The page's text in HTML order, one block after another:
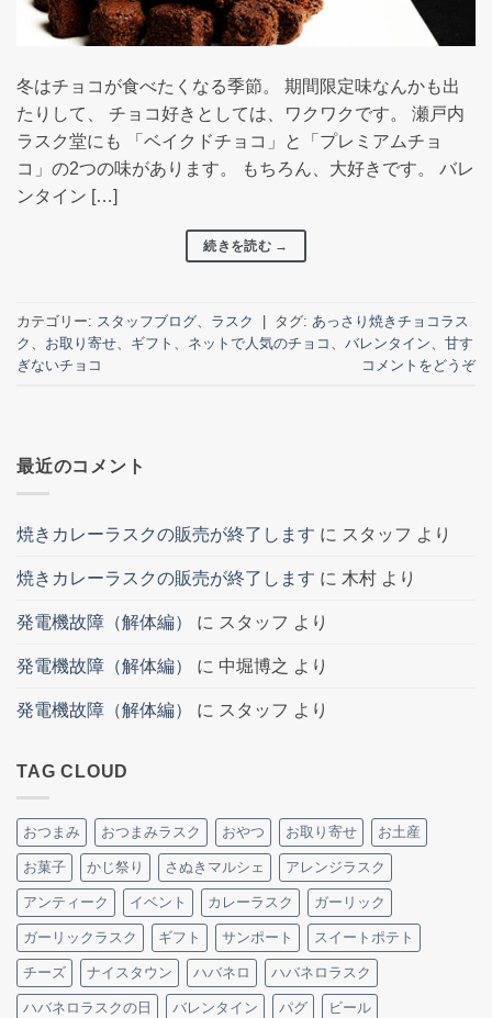
冬はチョコが食べたくなる季節。 期間限定味なんかも出
たりして、 チョコ好きとしては、ワクワクです。 瀬戸内
ラスク堂にも 「ベイクドチョコ」と「プレミアムチョ
コ」の2つの味があります。 もちろん、大好きです。 バレ
ンタイン […]
続きを読む →
カテゴリー: スタッフブログ ラスク | タグ: あっさり焼きチョコラス
ク
お取り寄せ ギフト ネットで人気のチョコ バレンタイン
甘す
ぎないチョコ
コメントをどうぞ
最近のコメント
焼きカレーラスクの販売が終了します に スタッフ より
焼きカレーラスクの販売が終了します に 木村 より
発電機故障（解体編） に スタッフ より
発電機故障（解体編） に 中堀博之 より
発電機故障（解体編） に スタッフ より
TAG CLOUD
おつまみ おつまみラスク おやつ お取り寄せ お土産
お菓子 かじ祭り さぬきマルシェ アレンジラスク
アンティーク イベント カレーラスク ガーリック
ガーリックラスク ギフト サンポート スイートポテト
チーズ ナイスタウン ハバネロ ハバネロラスク
ハバネロラスクの日 バレンタイン パグ ビール